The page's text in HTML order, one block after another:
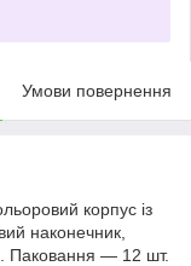
Умови повернення
корпус із
наконечник,
Паковання — 12 шт.